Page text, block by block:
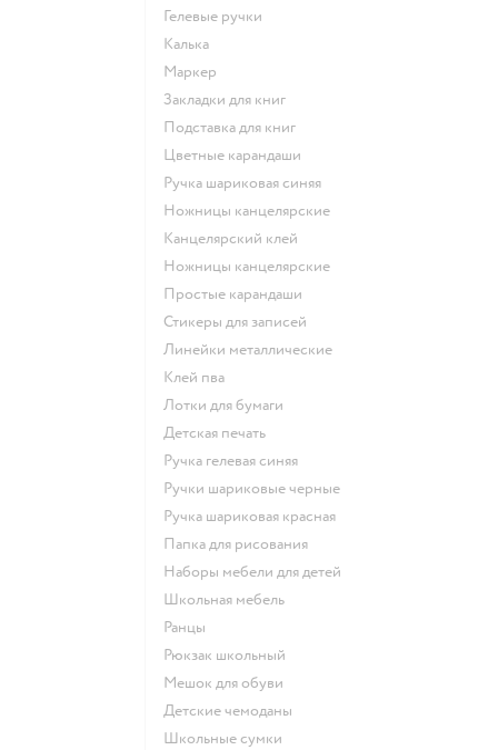
Гелевые ручки
Калька
Маркер
Закладки для книг
Подставка для книг
Цветные карандаши
Ручка шариковая синяя
Ножницы канцелярские
Канцелярский клей
Ножницы канцелярские
Простые карандаши
Стикеры для записей
Линейки металлические
Клей пва
Лотки для бумаги
Детская печать
Ручка гелевая синяя
Ручки шариковые черные
Ручка шариковая красная
Папка для рисования
Наборы мебели для детей
Школьная мебель
Ранцы
Рюкзак школьный
Мешок для обуви
Детские чемоданы
Школьные сумки